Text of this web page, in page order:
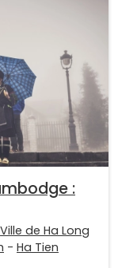
:
Ville de Ha Long
- Ha Tien